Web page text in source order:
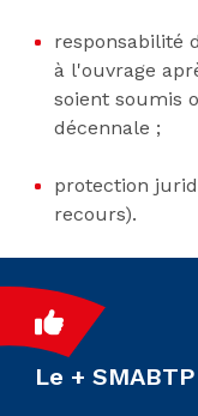
responsabilité
à l'ouvrage
soient soumis
décennale ;
protection
recours).
Le +